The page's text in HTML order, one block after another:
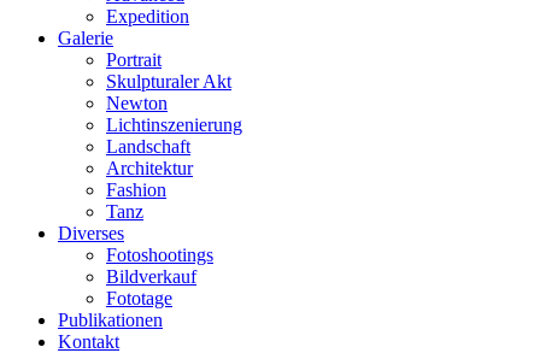
Expedition
Galerie
Portrait
Skulpturaler Akt
Newton
Lichtinszenierung
Landschaft
Architektur
Fashion
Tanz
Diverses
Fotoshootings
Bildverkauf
Fototage
Publikationen
Kontakt